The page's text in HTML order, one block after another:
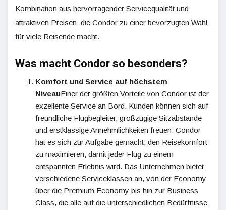
Kombination aus hervorragender Servicequalität und
attraktiven Preisen, die Condor zu einer bevorzugten Wahl
für viele Reisende macht.
Was macht Condor so besonders?
Komfort und Service auf höchstem
NiveauEiner der größten Vorteile von Condor ist der
exzellente Service an Bord. Kunden können sich auf
freundliche Flugbegleiter, großzügige Sitzabstände
und erstklassige Annehmlichkeiten freuen. Condor
hat es sich zur Aufgabe gemacht, den Reisekomfort
zu maximieren, damit jeder Flug zu einem
entspannten Erlebnis wird. Das Unternehmen bietet
verschiedene Serviceklassen an, von der Economy
über die Premium Economy bis hin zur Business
Class, die alle auf die unterschiedlichen Bedürfnisse